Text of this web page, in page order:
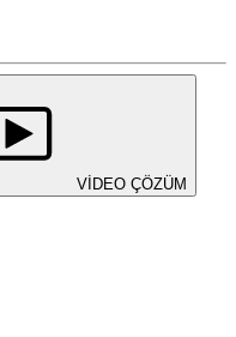
VİDEO ÇÖZÜM